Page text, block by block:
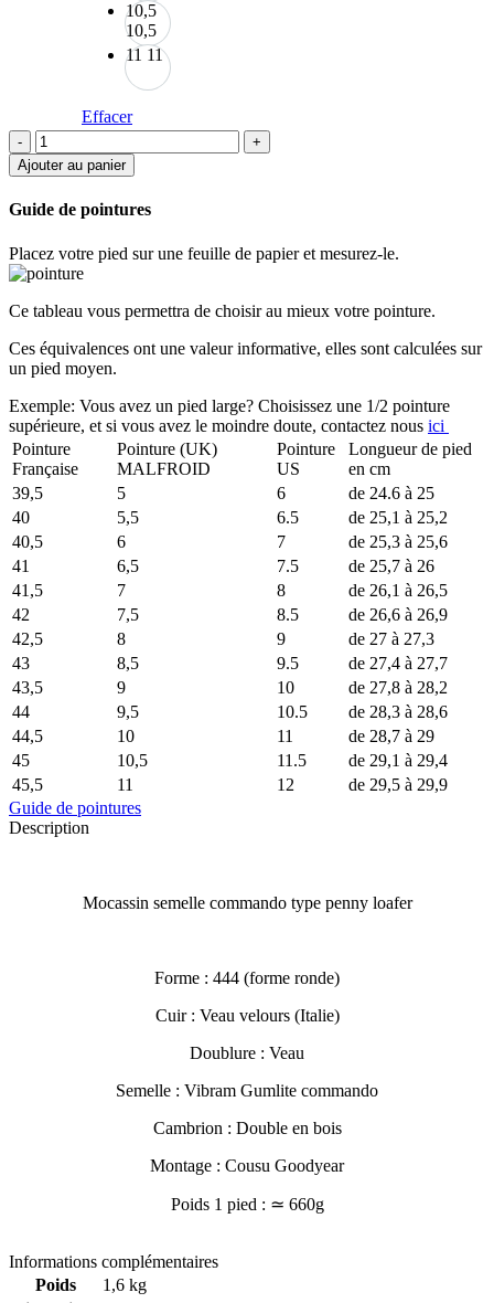
10,5
10,5
11 11
Effacer
quantité
de
Mocassin
Tilsitt
II
Ajouter au panier
Guide de pointures
Placez votre pied sur une feuille de papier et mesurez-le.
Ce tableau vous permettra de choisir au mieux votre pointure.
Ces équivalences ont une valeur informative, elles sont calculées sur
un pied moyen.
Exemple: Vous avez un pied large? Choisissez une 1/2 pointure
supérieure, et si vous avez le moindre doute, contactez nous ici
Pointure
Française
Pointure (UK)
MALFROID
Pointure
US
Longueur de pied
en cm
39,5
5 6
de 24.6 à 25
40
5,5 6.5
de 25,1 à 25,2
40,5
6 7
de 25,3 à 25,6
41
6,5 7.5
de 25,7 à 26
41,5
7 8
de 26,1 à 26,5
42
7,5 8.5
de 26,6 à 26,9
42,5
8 9
de 27 à 27,3
43
8,5 9.5
de 27,4 à 27,7
43,5
9 10
de 27,8 à 28,2
44
9,5 10.5
de 28,3 à 28,6
44,5
10 11
de 28,7 à 29
45
10,5 11.5
de 29,1 à 29,4
45,5
11 12
de 29,5 à 29,9
Guide de pointures
Description
Mocassin semelle commando type penny loafer
Forme : 444 (forme ronde)
Cuir : Veau velours (Italie)
Doublure : Veau
Semelle : Vibram Gumlite commando
Cambrion : Double en bois
Montage : Cousu Goodyear
Poids 1 pied : ≃ 660g
Informations complémentaires
Poids
1,6 kg